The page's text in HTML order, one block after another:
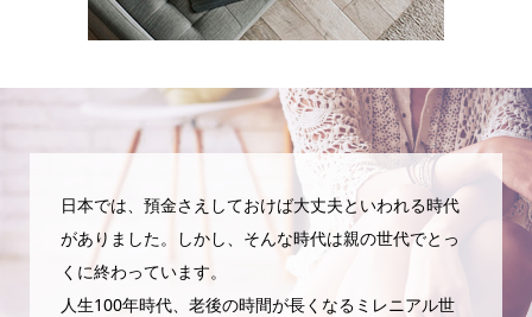
日本では、預金さえしておけば大丈夫といわれる時代
がありました。しかし、そんな時代は親の世代でとっ
くに終わっています。
人生100年時代、老後の時間が長くなるミレニアル世